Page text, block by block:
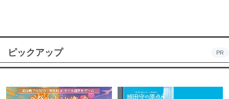
ピックアップ PR